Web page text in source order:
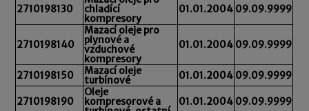
2710198130 chladící
kompresory
01.01.2004 09.09.9999
2710198140
Mazací oleje pro
plynové a
vzduchové
kompresory
01.01.2004 09.09.9999
2710198150 Mazací oleje
turbínové 01.01.2004 09.09.9999
2710198190
Oleje
kompresorové a 01.01.2004 09.09.9999